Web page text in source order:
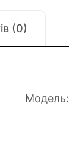
(0)
Модель: